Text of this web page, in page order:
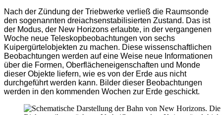
Nach der Zündung der Triebwerke verließ die Raumsonde
den sogenannten dreiachsenstabilisierten Zustand. Das ist
der Modus, der New Horizons erlaubte, in der vergangenen
Woche neue Teleskopbeobachtungen von sechs
Kuipergürtelobjekten zu machen. Diese wissenschaftlichen
Beobachtungen werden auf eine Weise neue Informationen
über die Formen, Oberflächeneigenschaften und Monde
dieser Objekte liefern, wie es von der Erde aus nicht
durchgeführt werden kann. Bilder dieser Beobachtungen
werden in den kommenden Wochen zur Erde geschickt.